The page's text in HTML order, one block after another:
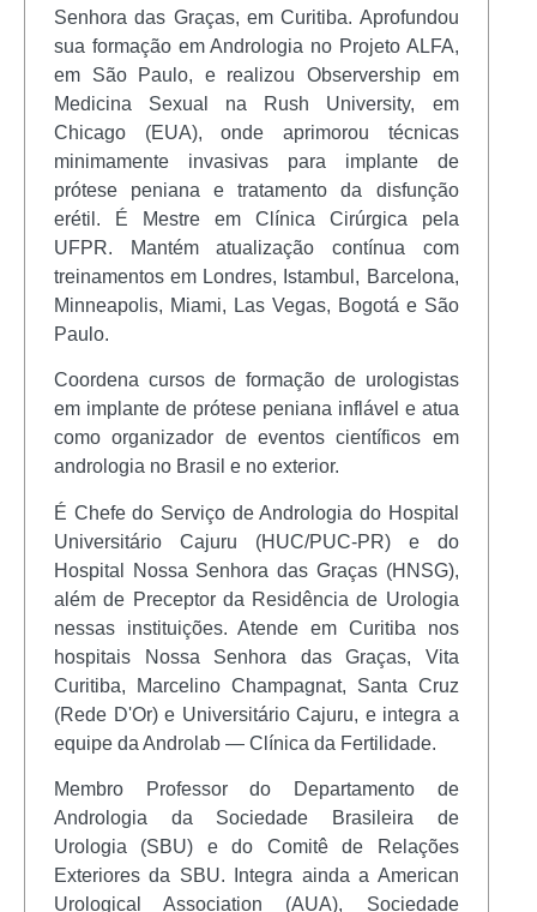
Senhora das Graças, em Curitiba. Aprofundou
sua formação em Andrologia no Projeto ALFA,
em São Paulo, e realizou Observership em
Medicina Sexual na Rush University, em
Chicago (EUA), onde aprimorou técnicas
minimamente invasivas para implante de
prótese peniana e tratamento da disfunção
erétil. É Mestre em Clínica Cirúrgica pela
UFPR. Mantém atualização contínua com
treinamentos em Londres, Istambul, Barcelona,
Minneapolis, Miami, Las Vegas, Bogotá e São
Paulo.
Coordena cursos de formação de urologistas
em implante de prótese peniana inflável e atua
como organizador de eventos científicos em
andrologia no Brasil e no exterior.
É Chefe do Serviço de Andrologia do Hospital
Universitário Cajuru (HUC/PUC-PR) e do
Hospital Nossa Senhora das Graças (HNSG),
além de Preceptor da Residência de Urologia
nessas instituições. Atende em Curitiba nos
hospitais Nossa Senhora das Graças, Vita
Curitiba, Marcelino Champagnat, Santa Cruz
(Rede D'Or) e Universitário Cajuru, e integra a
equipe da Androlab — Clínica da Fertilidade.
Membro Professor do Departamento de
Andrologia da Sociedade Brasileira de
Urologia (SBU) e do Comitê de Relações
Exteriores da SBU. Integra ainda a American
Urological Association (AUA), Sociedade